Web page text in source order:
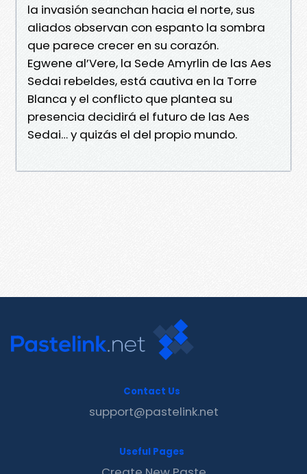
la invasión seanchan hacia el norte, sus
aliados observan con espanto la sombra
que parece crecer en su corazón.
Egwene al’Vere, la Sede Amyrlin de las Aes
Sedai rebeldes, está cautiva en la Torre
Blanca y el conflicto que plantea su
presencia decidirá el futuro de las Aes
Sedai… y quizás el del propio mundo.
Contact Us
support@pastelink.net
Useful Pages